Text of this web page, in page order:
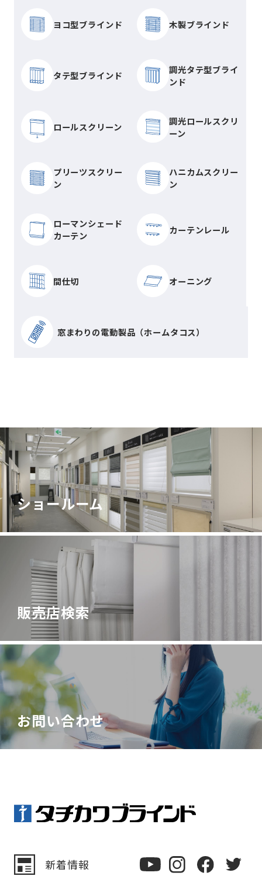
ヨコ型ブラインド 木製ブラインド
タテ型ブラインド
調光タテ型ブライ
ンド
ロールスクリーン
調光ロールスクリ
ーン
プリーツスクリー
ン
ハニカムスクリー
ン
ローマンシェード
カーテン
カーテンレール
間仕切 オーニング
窓まわりの電動製品（ホームタコス）
ショールーム
販売店検索
お問い合わせ
新着情報